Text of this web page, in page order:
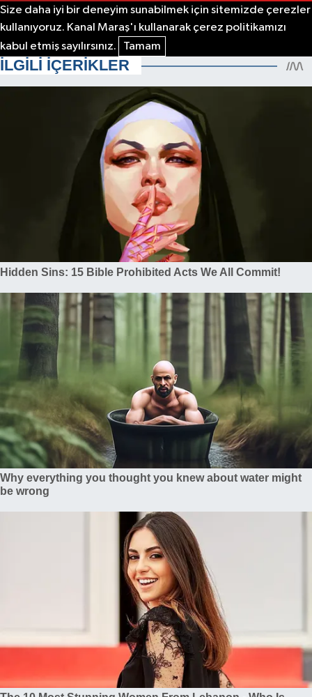
Size daha iyi bir deneyim sunabilmek için sitemizde çerezler
kullanıyoruz. Kanal Maraş'ı kullanarak çerez politikamızı
kabul etmiş sayılırsınız.
Tamam